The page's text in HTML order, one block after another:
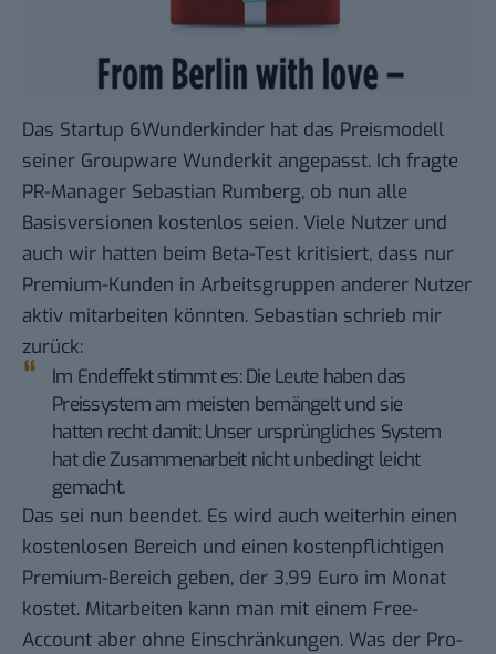
Das Startup 6Wunderkinder hat das Preismodell
seiner Groupware Wunderkit angepasst. Ich fragte
PR-Manager Sebastian Rumberg, ob nun alle
Basisversionen kostenlos seien. Viele Nutzer und
auch wir hatten beim Beta-Test kritisiert, dass nur
Premium-Kunden in Arbeitsgruppen anderer Nutzer
aktiv mitarbeiten könnten. Sebastian schrieb mir
zurück:
Im Endeffekt stimmt es: Die Leute haben das
Preissystem am meisten bemängelt und sie
hatten recht damit: Unser ursprüngliches System
hat die Zusammenarbeit nicht unbedingt leicht
gemacht.
Das sei nun beendet. Es wird auch weiterhin einen
kostenlosen Bereich und einen kostenpflichtigen
Premium-Bereich geben, der 3,99 Euro im Monat
kostet. Mitarbeiten kann man mit einem Free-
Account aber ohne Einschränkungen. Was der Pro-